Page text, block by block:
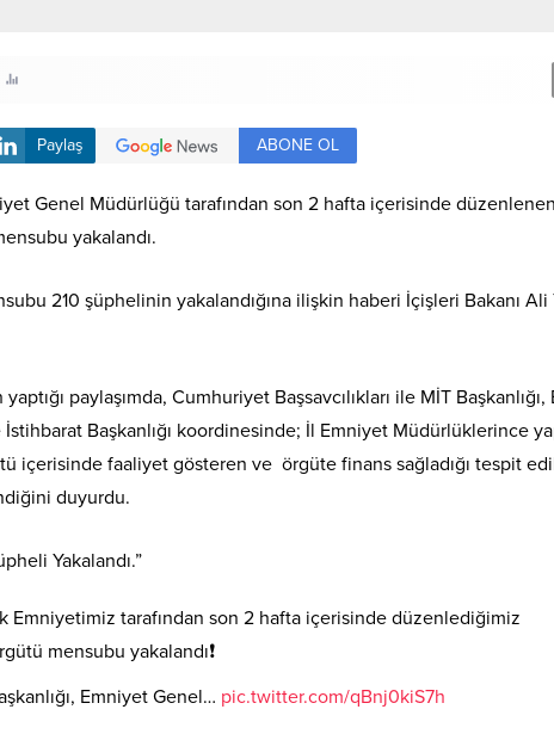
Paylaş ABONE OL
Genel Müdürlüğü tarafından son 2 hafta içerisinde düzenlenen
yakalandı.
210 şüphelinin yakalandığına ilişkin haberi İçişleri Bakanı Ali
paylaşımda, Cumhuriyet Başsavcılıkları ile MİT
Başkanlığı koordinesinde; İl Emniyet Müdürlüklerince
içerisinde faaliyet gösteren ve örgüte finans sağladığı tespit
duyurdu.
Yakalandı.”
Emniyetimiz tarafından son 2 hafta içerisinde düzenlediğimiz
mensubu yakalandı❗
Emniyet Genel… pic.twitter.com/qBnj0kiS7h